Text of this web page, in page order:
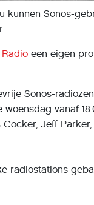
kunnen Sonos-
een eigen
Sonos-
vanaf
Jeff
radiostations